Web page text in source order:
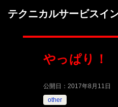
テクニカルサービスイ
やっぱり！
公開日： 2017年8月11日
other